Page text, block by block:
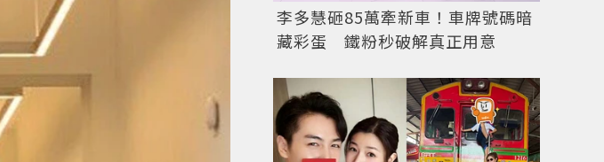
李多慧砸85萬牽新車！車牌號碼暗
藏彩蛋 鐵粉秒破解真正用意